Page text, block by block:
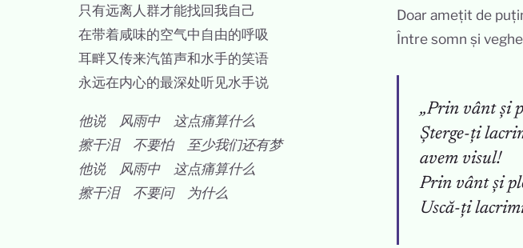
只有远离人群才能找回我自己
在带着咸味的空气中自由的呼吸
耳畔又传来汽笛声和水手的笑语
永远在内心的最深处听见水手说
他说 风雨中 这点痛算什么
擦干泪 不要怕 至少我们还有梦
他说 风雨中 这点痛算什么
擦干泪 不要问 为什么
Doar amețit de
Între somn și
„Prin vânt și
Șterge-ți
avem visul!
Prin vânt și
Uscă-ți